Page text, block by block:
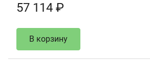
57 114 ₽
В корзину